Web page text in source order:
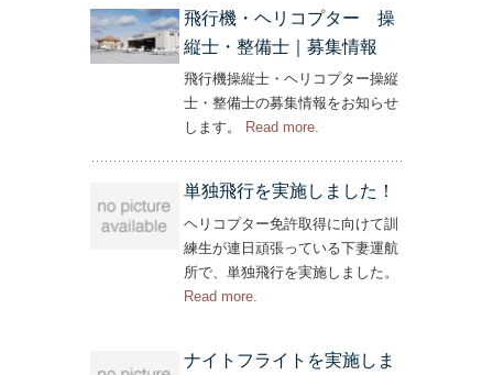
飛行機・ヘリコプター 操
縦士・整備士｜募集情報
飛行機操縦士・ヘリコプター操縦
士・整備士の募集情報をお知らせ
します。
Read more– ‘飛行機・ヘリコプター
.
単独飛行を実施しました！
ヘリコプター免許取得に向けて訓
練生が連日頑張っている下妻運航
所で、単独飛行を実施しました。
Read more
ナイトフライトを実施しま